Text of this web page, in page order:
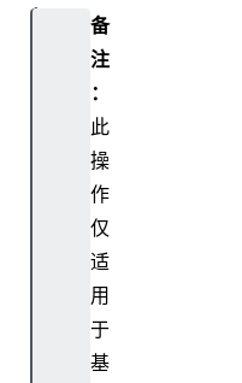
备
注
：
此
操
作
仅
适
用
于
基
A